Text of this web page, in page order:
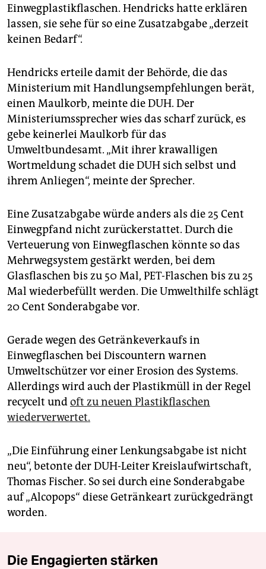
Einwegplastikflaschen. Hendricks hatte erklären
lassen, sie sehe für so eine Zusatzabgabe „derzeit
keinen Bedarf“.
Hendricks erteile damit der Behörde, die das
Ministerium mit Handlungsempfehlungen berät,
einen Maulkorb, meinte die DUH. Der
Ministeriumssprecher wies das scharf zurück, es
gebe keinerlei Maulkorb für das
Umweltbundesamt. „Mit ihrer krawalligen
Wortmeldung schadet die DUH sich selbst und
ihrem Anliegen“, meinte der Sprecher.
Eine Zusatzabgabe würde anders als die 25 Cent
Einwegpfand nicht zurückerstattet. Durch die
Verteuerung von Einwegflaschen könnte so das
Mehrwegsystem gestärkt werden, bei dem
Glasflaschen bis zu 50 Mal, PET-Flaschen bis zu 25
Mal wiederbefüllt werden. Die Umwelthilfe schlägt
20 Cent Sonderabgabe vor.
Gerade wegen des Getränkeverkaufs in
Einwegflaschen bei Discountern warnen
Umweltschützer vor einer Erosion des Systems.
Allerdings wird auch der Plastikmüll in der Regel
recycelt undoft zu neuen Plastikflaschen
wiederverwertet.
„Die Einführung einer Lenkungsabgabe ist nicht
neu“, betonte der DUH-Leiter Kreislaufwirtschaft,
Thomas Fischer. So sei durch eine Sonderabgabe
auf „Alcopops“ diese Getränkeart zurückgedrängt
worden.
Die Engagierten stärken